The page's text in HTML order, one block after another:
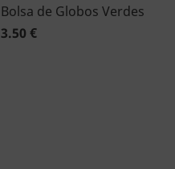
Bolsa de Globos Verdes
3.50 €